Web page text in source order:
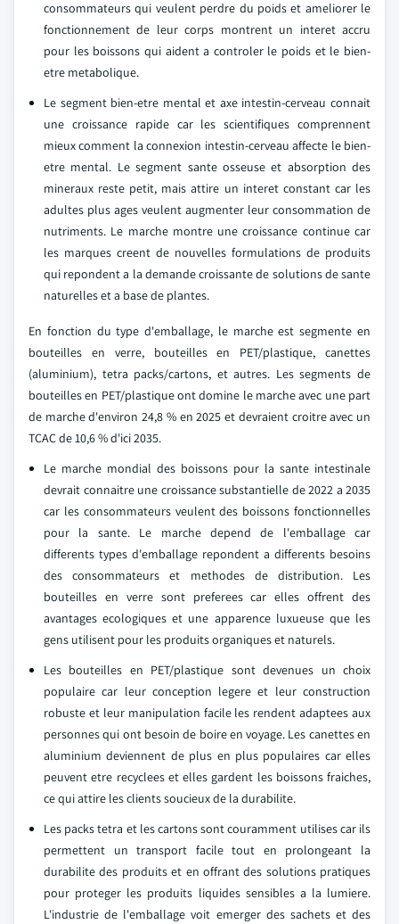
consommateurs qui veulent perdre du poids et ameliorer le
fonctionnement de leur corps montrent un interet accru
pour les boissons qui aident a controler le poids et le bien-
etre metabolique.
Le segment bien-etre mental et axe intestin-cerveau connait
une croissance rapide car les scientifiques comprennent
mieux comment la connexion intestin-cerveau affecte le bien-
etre mental. Le segment sante osseuse et absorption des
mineraux reste petit, mais attire un interet constant car les
adultes plus ages veulent augmenter leur consommation de
nutriments. Le marche montre une croissance continue car
les marques creent de nouvelles formulations de produits
qui repondent a la demande croissante de solutions de sante
naturelles et a base de plantes.
En fonction du type d'emballage, le marche est segmente en
bouteilles en verre, bouteilles en PET/plastique, canettes
(aluminium), tetra packs/cartons, et autres. Les segments de
bouteilles en PET/plastique ont domine le marche avec une part
de marche d'environ 24,8 % en 2025 et devraient croitre avec un
TCAC de 10,6 % d'ici 2035.
Le marche mondial des boissons pour la sante intestinale
devrait connaitre une croissance substantielle de 2022 a 2035
car les consommateurs veulent des boissons fonctionnelles
pour la sante. Le marche depend de l'emballage car
differents types d'emballage repondent a differents besoins
des consommateurs et methodes de distribution. Les
bouteilles en verre sont preferees car elles offrent des
avantages ecologiques et une apparence luxueuse que les
gens utilisent pour les produits organiques et naturels.
Les bouteilles en PET/plastique sont devenues un choix
populaire car leur conception legere et leur construction
robuste et leur manipulation facile les rendent adaptees aux
personnes qui ont besoin de boire en voyage. Les canettes en
aluminium deviennent de plus en plus populaires car elles
peuvent etre recyclees et elles gardent les boissons fraiches,
ce qui attire les clients soucieux de la durabilite.
Les packs tetra et les cartons sont couramment utilises car ils
permettent un transport facile tout en prolongeant la
durabilite des produits et en offrant des solutions pratiques
pour proteger les produits liquides sensibles a la lumiere.
L'industrie de l'emballage voit emerger des sachets et des